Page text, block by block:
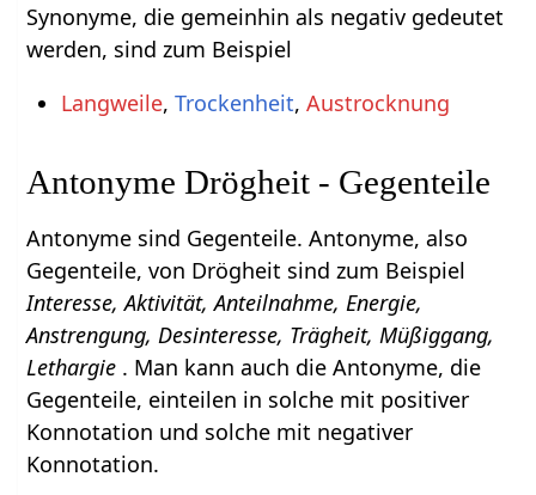
Synonyme, die gemeinhin als negativ gedeutet
werden, sind zum Beispiel
Langweile, Trockenheit, Austrocknung
Antonyme Drögheit - Gegenteile
Antonyme sind Gegenteile. Antonyme, also
Gegenteile, von Drögheit sind zum Beispiel
Interesse, Aktivität, Anteilnahme, Energie,
Anstrengung, Desinteresse, Trägheit, Müßiggang,
Lethargie . Man kann auch die Antonyme, die
Gegenteile, einteilen in solche mit positiver
Konnotation und solche mit negativer
Konnotation.